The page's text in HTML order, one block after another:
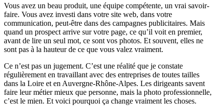
Vous avez un beau produit, une équipe compétente, un vrai savoir-
faire. Vous avez investi dans votre site web, dans votre
communication, peut-être dans des campagnes publicitaires. Mais
quand un prospect arrive sur votre page, ce qu’il voit en premier,
avant de lire un seul mot, ce sont vos photos. Et souvent, elles ne
sont pas à la hauteur de ce que vous valez vraiment.
Ce n’est pas un jugement. C’est une réalité que je constate
régulièrement en travaillant avec des entreprises de toutes tailles
dans la Loire et en Auvergne-Rhône-Alpes. Les dirigeants savent
faire leur métier mieux que personne, mais la photo professionnelle,
c’est le mien. Et voici pourquoi ça change vraiment les choses.